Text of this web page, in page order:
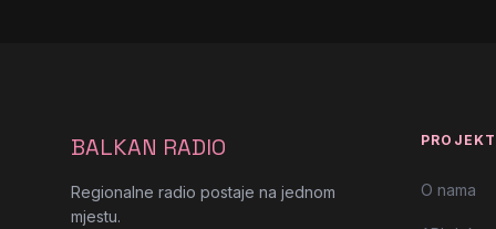
BALKAN RADIO
Regionalne radio postaje na jednom
mjestu.
PROJEKT
O nama